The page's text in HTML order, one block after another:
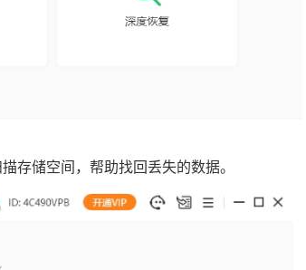
存储空间，帮助找回丢失的数据。